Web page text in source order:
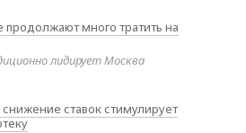
много тратить на
лидирует Москва
ставок стимулирует